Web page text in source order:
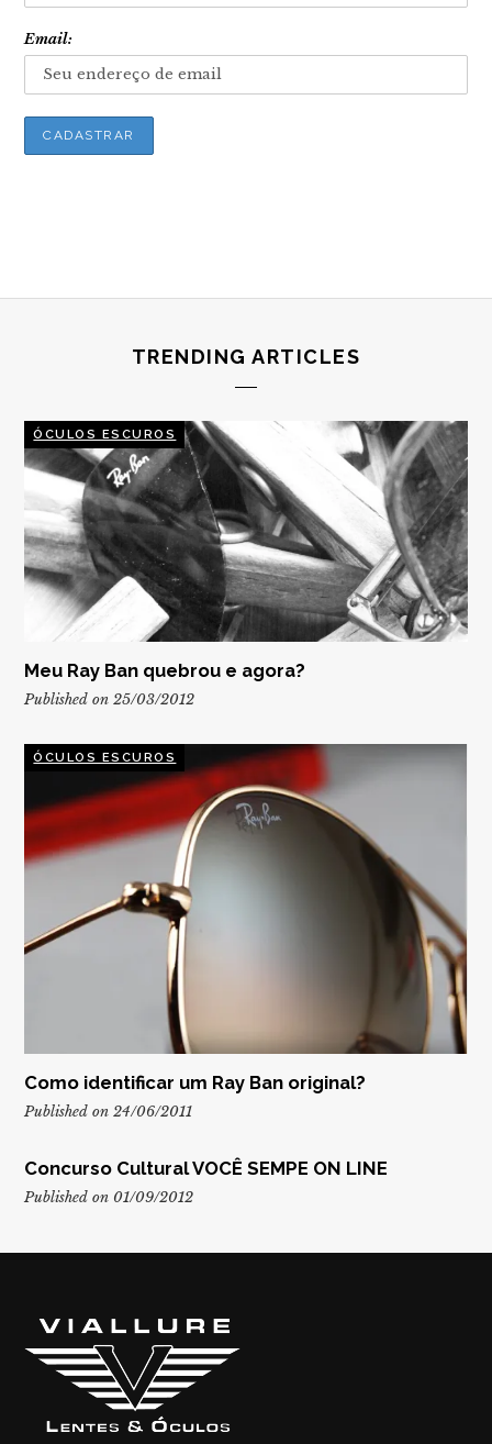
Email:
TRENDING ARTICLES
ÓCULOS ESCUROS
Meu Ray Ban quebrou e agora?
Published on 25/03/2012
ÓCULOS ESCUROS
Como identificar um Ray Ban original?
Published on 24/06/2011
Concurso Cultural VOCÊ SEMPE ON LINE
Published on 01/09/2012